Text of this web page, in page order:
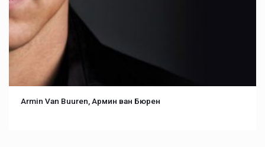
Armin Van Buuren, Армин ван Бюрен